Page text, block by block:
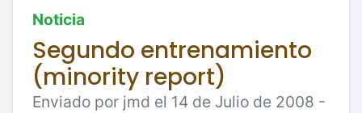
Noticia
Segundo entrenamiento
(minority report)
Enviado por jmd el 14 de Julio de 2008 -